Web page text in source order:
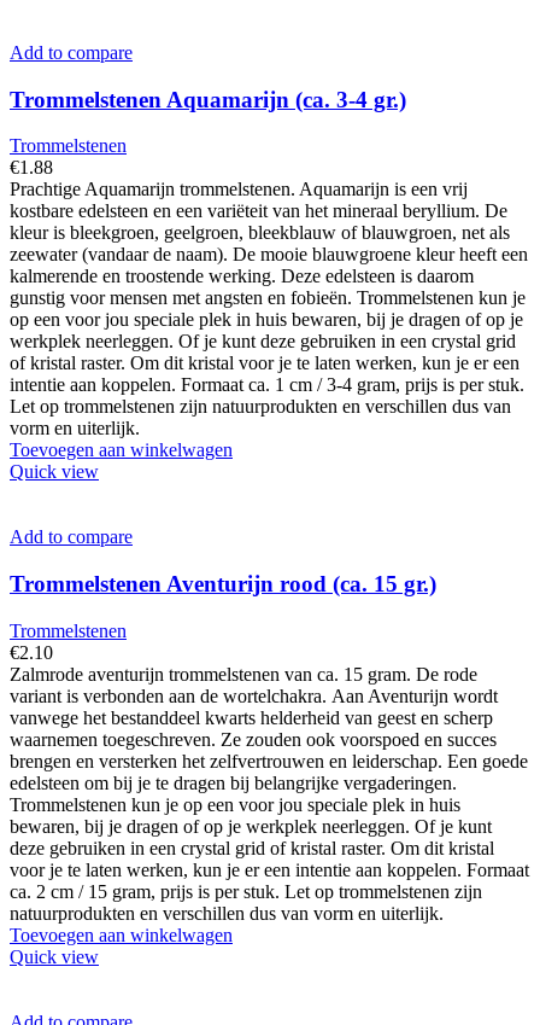
Add to compare
Trommelstenen Aquamarijn (ca. 3-4 gr.)
Trommelstenen
€1.88
Prachtige Aquamarijn trommelstenen. Aquamarijn is een vrij
kostbare edelsteen en een variëteit van het mineraal beryllium. De
kleur is bleekgroen, geelgroen, bleekblauw of blauwgroen, net als
zeewater (vandaar de naam). De mooie blauwgroene kleur heeft een
kalmerende en troostende werking. Deze edelsteen is daarom
gunstig voor mensen met angsten en fobieën. Trommelstenen kun je
op een voor jou speciale plek in huis bewaren, bij je dragen of op je
werkplek neerleggen. Of je kunt deze gebruiken in een crystal grid
of kristal raster. Om dit kristal voor je te laten werken, kun je er een
intentie aan koppelen. Formaat ca. 1 cm / 3-4 gram, prijs is per stuk.
Let op trommelstenen zijn natuurprodukten en verschillen dus van
vorm en uiterlijk.
Toevoegen aan winkelwagen
Quick view
Add to compare
Trommelstenen Aventurijn rood (ca. 15 gr.)
Trommelstenen
€2.10
Zalmrode aventurijn trommelstenen van ca. 15 gram. De rode
variant is verbonden aan de wortelchakra. Aan Aventurijn wordt
vanwege het bestanddeel kwarts helderheid van geest en scherp
waarnemen toegeschreven. Ze zouden ook voorspoed en succes
brengen en versterken het zelfvertrouwen en leiderschap. Een goede
edelsteen om bij je te dragen bij belangrijke vergaderingen.
Trommelstenen kun je op een voor jou speciale plek in huis
bewaren, bij je dragen of op je werkplek neerleggen. Of je kunt
deze gebruiken in een crystal grid of kristal raster. Om dit kristal
voor je te laten werken, kun je er een intentie aan koppelen. Formaat
ca. 2 cm / 15 gram, prijs is per stuk. Let op trommelstenen zijn
natuurprodukten en verschillen dus van vorm en uiterlijk.
Toevoegen aan winkelwagen
Quick view